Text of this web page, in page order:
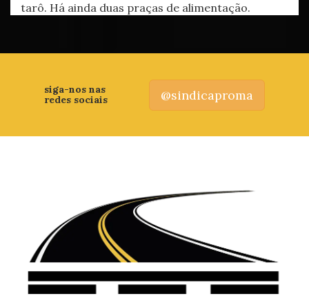
tarô. Há ainda duas praças de alimentação.
siga-nos nas
redes sociais
@sindicaproma